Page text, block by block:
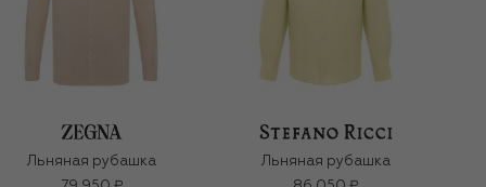
Льняная рубашка
Льняная рубашка